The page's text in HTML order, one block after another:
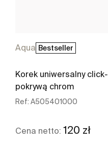
Aqua Bestseller
Korek uniwersalny
pokrywą chrom
Ref: A505401000
Cena netto: 120 zł